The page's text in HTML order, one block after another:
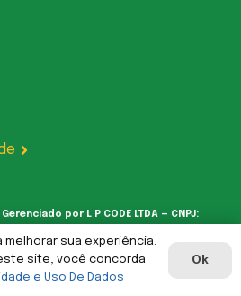
por L P CODE LTDA — CNPJ:
0001-00
sua experiência.
site, você concorda
e Uso De Dados
Ok